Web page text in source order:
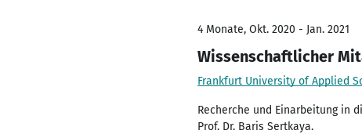
4 Monate, Okt. 2020 - Jan. 2021
Wissenschaftlicher
Frankfurt University of Applied
Recherche und Einarbeitung in
Prof. Dr. Baris Sertkaya.